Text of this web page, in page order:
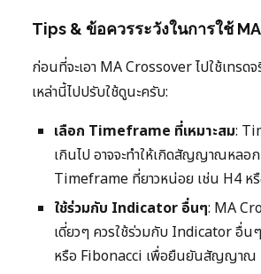
Tips & ข้อควรระวังในการใช้
ก่อนที่จะเอา MA Crossover ไปใช้เทรด
เหล่านี้ไปปรับใช้ดูนะครับ:
เลือก Timeframe ที่เหมาะสม:
เกินไป อาจจะทำให้เกิดสัญญาณหลอก
Timeframe ที่ยาวหน่อย เช่น H4 ห
ใช้ร่วมกับ Indicator อื่นๆ: MA
เดี่ยวๆ ควรใช้ร่วมกับ Indicator อื่น
หรือ Fibonacci เพื่อยืนยันสัญญาณ